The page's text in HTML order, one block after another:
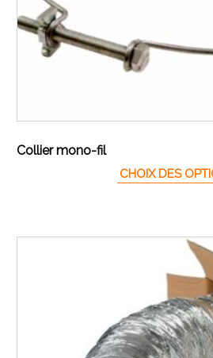
Collier mono-fil
CHOIX DES